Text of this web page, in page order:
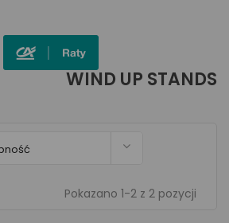
WIND UP STANDS

Pokazano 1-2 z 2 pozycji